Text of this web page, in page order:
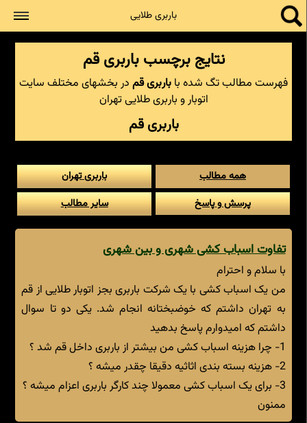
باربری طلایی
نتایج برچسب باربری قم
فهرست مطالب تگ شده با باربری قم در بخشهای مختلف سایت
اتوبار و باربری طلایی تهران
باربری قم
همه مطالب
باربری تهران
پرسش و پاسخ
سایر مطالب
تفاوت اسباب کشی شهری و بین شهری
با سلام و احترام
من یک اسباب کشی با یک شرکت باربری بجز اتوبار طلایی از قم
به تهران داشتم که خوضبختانه انجام شد. یکی دو تا سوال
داشتم که امیدوارم پاسخ بدهید
1- چرا هزینه اسباب کشی من بیشتر از باربری داخل قم شد ؟
2- هزینه بسته بندی اثاثیه دقیقا چقدر میشه ؟
3- برای یک اسباب کشی معمولا چند کارگر باربری اعزام میشه ؟
ممنون
جستجو